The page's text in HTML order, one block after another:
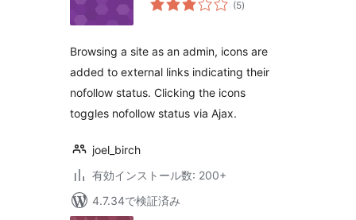
(5の)
Browsing a site as an admin, icons are
added to external links indicating their
nofollow status. Clicking the icons
toggles nofollow status via Ajax.
joel_birch
有効インストール数: 200+
4.7.34で検証済み